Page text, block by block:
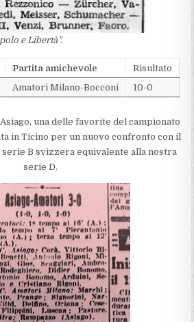
e Libertà”.
Partita amichevole
Risultato
Amatori Milano-Bocconi 10-0
una delle favorite del campionato
in Ticino per un nuovo confronto con il
serie B svizzera equivalente alla nostra
serie D.